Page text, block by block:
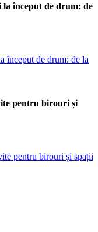
început de drum: de
pentru birouri și